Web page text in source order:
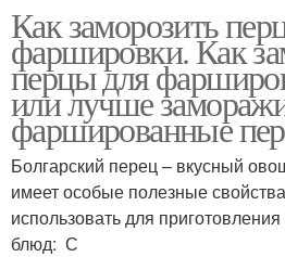
Как заморозить
фаршировки. Как
перцы для
или лучше
фаршированные
Болгарский перец – вкусный
имеет особые полезные
использовать для
блюд: С